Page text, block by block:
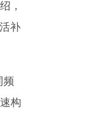
，
补
频
构